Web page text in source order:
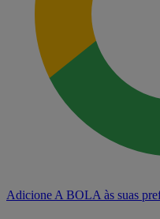
Adicione A BOLA às suas